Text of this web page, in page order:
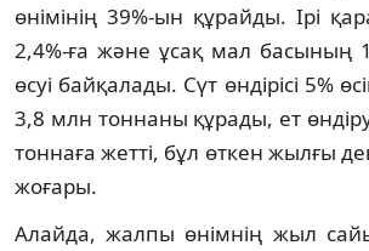
өнімінің 39%-ын құрайды. Ірі
2,4%-ға және ұсақ мал басының
өсуі байқалады. Сүт өндірісі 5%
3,8 млн тоннаны құрады, ет
тоннаға жетті, бұл өткен жылғы
жоғары.
Алайда, жалпы өнімнің жыл